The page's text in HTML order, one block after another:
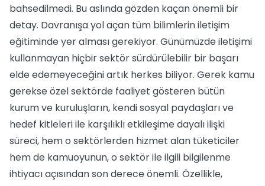
bahsedilmedi. Bu aslında gözden kaçan önemli bir
detay. Davranışa yol açan tüm bilimlerin iletişim
eğitiminde yer alması gerekiyor. Günümüzde iletişimi
kullanmayan hiçbir sektör sürdürülebilir bir başarı
elde edemeyeceğini artık herkes biliyor. Gerek kamu
gerekse özel sektörde faaliyet gösteren bütün
kurum ve kuruluşların, kendi sosyal paydaşları ve
hedef kitleleri ile karşılıklı etkileşime dayalı ilişki
süreci, hem o sektörlerden hizmet alan tüketiciler
hem de kamuoyunun, o sektör ile ilgili bilgilenme
ihtiyacı açısından son derece önemli. Özellikle,